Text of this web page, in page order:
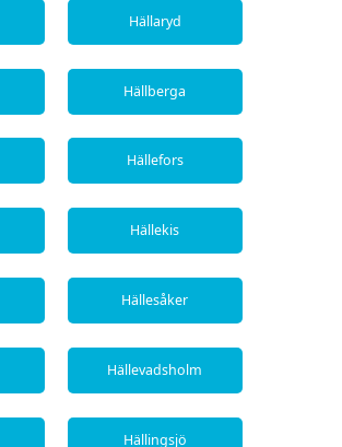
Hällaryd
Hällberga
Hällefors
Hällekis
Hällesåker
Hällevadsholm
Hällingsjö